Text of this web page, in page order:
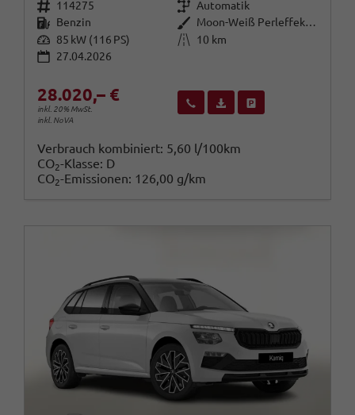
Fahrzeugnr. 114275 Getriebe Automatik
Kraftstoff Benzin Außenfarbe
Moon-Weiß Perleffekt / Dach in B
Leistung 85 kW (116 PS) Kilometerstand
10 km
27.04.2026
28.020,– €
inkl. 20% MwSt.
inkl. NoVA
Wir rufen Sie anFahrzeugexposé (PDF)
Verbrauch kombiniert: 5,60 l/100km
CO2-Klasse: D
CO2-Emissionen: 126,00 g/km